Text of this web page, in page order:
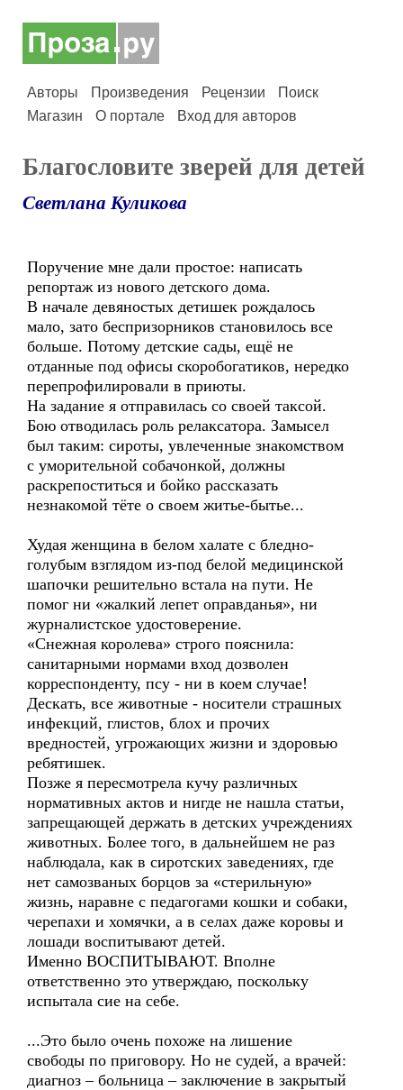
Авторы Произведения Рецензии
Поиск
Магазин
О портале Вход для авторов
Благословите зверей для детей
Светлана Куликова
Поручение мне дали простое: написать
репортаж из нового детского дома.
В начале девяностых детишек рождалось
мало, зато беспризорников становилось все
больше. Потому детские сады, ещё не
отданные под офисы скоробогатиков, нередко
перепрофилировали в приюты.
На задание я отправилась со своей таксой.
Бою отводилась роль релаксатора. Замысел
был таким: сироты, увлеченные знакомством
с уморительной собачонкой, должны
раскрепоститься и бойко рассказать
незнакомой тёте о своем житье-бытье...
Худая женщина в белом халате с бледно-
голубым взглядом из-под белой медицинской
шапочки решительно встала на пути. Не
помог ни «жалкий лепет оправданья», ни
журналистское удостоверение.
«Снежная королева» строго пояснила:
санитарными нормами вход дозволен
корреспонденту, псу - ни в коем случае!
Дескать, все животные - носители страшных
инфекций, глистов, блох и прочих
вредностей, угрожающих жизни и здоровью
ребятишек.
Позже я пересмотрела кучу различных
нормативных актов и нигде не нашла статьи,
запрещающей держать в детских учреждениях
животных. Более того, в дальнейшем не раз
наблюдала, как в сиротских заведениях, где
нет самозваных борцов за «стерильную»
жизнь, наравне с педагогами кошки и собаки,
черепахи и хомячки, а в селах даже коровы и
лошади воспитывают детей.
Именно ВОСПИТЫВАЮТ. Вполне
ответственно это утверждаю, поскольку
испытала сие на себе.
...Это было очень похоже на лишение
свободы по приговору. Но не судей, а врачей:
диагноз – больница – заключение в закрытый